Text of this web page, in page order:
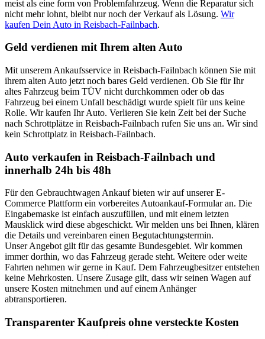
meist als eine form von Problemfahrzeug. Wenn die Reparatur sich
nicht mehr lohnt, bleibt nur noch der Verkauf als Lösung. Wir
kaufen Dein Auto in Reisbach-Failnbach.
Geld verdienen mit Ihrem alten Auto
Mit unserem Ankaufsservice in Reisbach-Failnbach können Sie mit
ihrem alten Auto jetzt noch bares Geld verdienen. Ob Sie für Ihr
altes Fahrzeug beim TÜV nicht durchkommen oder ob das
Fahrzeug bei einem Unfall beschädigt wurde spielt für uns keine
Rolle. Wir kaufen Ihr Auto. Verlieren Sie kein Zeit bei der Suche
nach Schrottplätze in Reisbach-Failnbach rufen Sie uns an. Wir sind
kein Schrottplatz in Reisbach-Failnbach.
Auto verkaufen in Reisbach-Failnbach und
innerhalb 24h bis 48h
Für den Gebrauchtwagen Ankauf bieten wir auf unserer E-
Commerce Plattform ein vorbereites Autoankauf-Formular an. Die
Eingabemaske ist einfach auszufüllen, und mit einem letzten
Mausklick wird diese abgeschickt. Wir melden uns bei Ihnen, klären
die Details und vereinbaren einen Begutachtungstermin.
Unser Angebot gilt für das gesamte Bundesgebiet. Wir kommen
immer dorthin, wo das Fahrzeug gerade steht. Weitere oder weite
Fahrten nehmen wir gerne in Kauf. Dem Fahrzeugbesitzer entstehen
keine Mehrkosten. Unsere Zusage gilt, dass wir seinen Wagen auf
unsere Kosten mitnehmen und auf einem Anhänger
abtransportieren.
Transparenter Kaufpreis ohne versteckte Kosten